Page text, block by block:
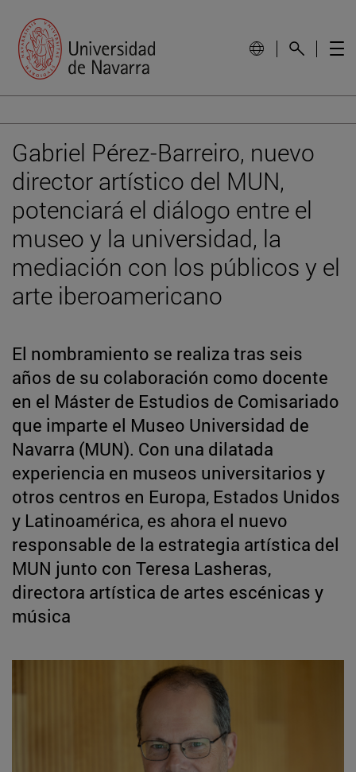
Gabriel Pérez-Barreiro, nuevo
director artístico del MUN,
potenciará el diálogo entre el
museo y la universidad, la
mediación con los públicos y el
arte iberoamericano
El nombramiento se realiza tras seis
años de su colaboración como docente
en el Máster de Estudios de Comisariado
que imparte el Museo Universidad de
Navarra (MUN). Con una dilatada
experiencia en museos universitarios y
otros centros en Europa, Estados Unidos
y Latinoamérica, es ahora el nuevo
responsable de la estrategia artística del
MUN junto con Teresa Lasheras,
directora artística de artes escénicas y
música